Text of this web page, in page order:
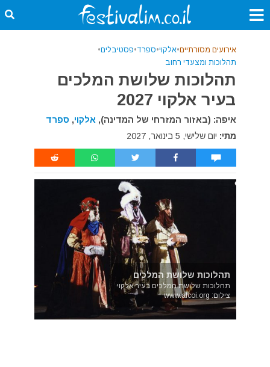
אירועים מסורתיים•אלקוי•ספרד•פסטיבלים•
תהלוכות ומצעדי רחוב
תהלוכות שלושת המלכים
בעיר אלקוי 2027
איפה: (באזור המזרחי של המדינה), אלקוי, ספרד
מתי: יום שלישי, 5 בינואר, 2027
תהלוכות שלושת המלכים
תהלוכות שלושת המלכים בעיר אלקוי
צילום: www.alcoi.org